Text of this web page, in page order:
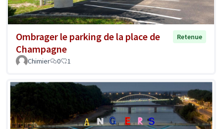
Ombrager le parking de la place de
Champagne
Retenue
Chimier 0 1